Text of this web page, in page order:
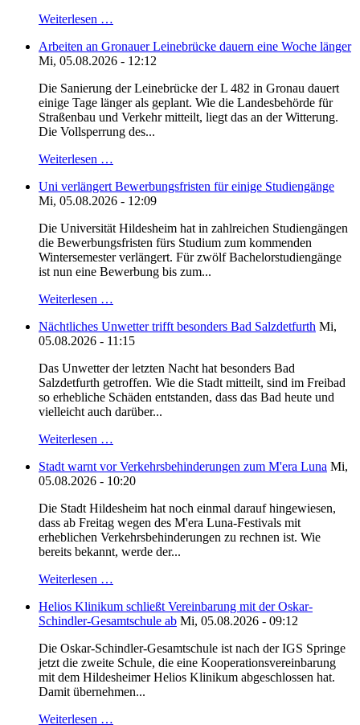
Weiterlesen …
Arbeiten an Gronauer Leinebrücke dauern eine Woche länger
Mi, 05.08.2026 - 12:12
Die Sanierung der Leinebrücke der L 482 in Gronau dauert
einige Tage länger als geplant. Wie die Landesbehörde für
Straßenbau und Verkehr mitteilt, liegt das an der Witterung.
Die Vollsperrung des...
Weiterlesen …
Uni verlängert Bewerbungsfristen für einige Studiengänge
Mi, 05.08.2026 - 12:09
Die Universität Hildesheim hat in zahlreichen Studiengängen
die Bewerbungsfristen fürs Studium zum kommenden
Wintersemester verlängert. Für zwölf Bachelorstudiengänge
ist nun eine Bewerbung bis zum...
Weiterlesen …
Nächtliches Unwetter trifft besonders Bad Salzdetfurth Mi,
05.08.2026 - 11:15
Das Unwetter der letzten Nacht hat besonders Bad
Salzdetfurth getroffen. Wie die Stadt mitteilt, sind im Freibad
so erhebliche Schäden entstanden, dass das Bad heute und
vielleicht auch darüber...
Weiterlesen …
Stadt warnt vor Verkehrsbehinderungen zum M'era Luna Mi,
05.08.2026 - 10:20
Die Stadt Hildesheim hat noch einmal darauf hingewiesen,
dass ab Freitag wegen des M'era Luna-Festivals mit
erheblichen Verkehrsbehinderungen zu rechnen ist. Wie
bereits bekannt, werde der...
Weiterlesen …
Helios Klinikum schließt Vereinbarung mit der Oskar-
Schindler-Gesamtschule ab Mi, 05.08.2026 - 09:12
Die Oskar-Schindler-Gesamtschule ist nach der IGS Springe
jetzt die zweite Schule, die eine Kooperationsvereinbarung
mit dem Hildesheimer Helios Klinikum abgeschlossen hat.
Damit übernehmen...
Weiterlesen …